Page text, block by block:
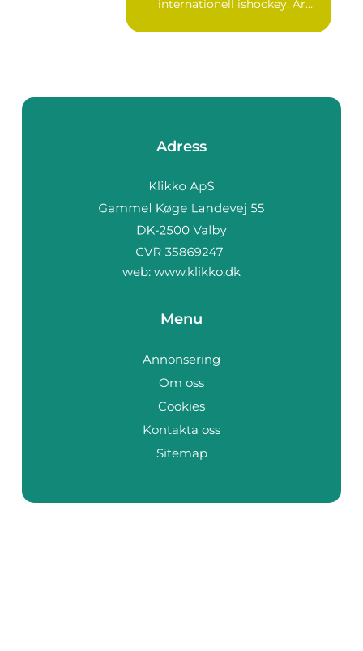
internationell ishockey. År
Adress
web: www.klikko.dk
Menu
Annonsering
Om oss
Cookies
Kontakta oss
Sitemap